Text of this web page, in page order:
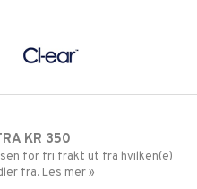
KR 350
for fri frakt ut fra hvilken(e)
fra. Les mer »